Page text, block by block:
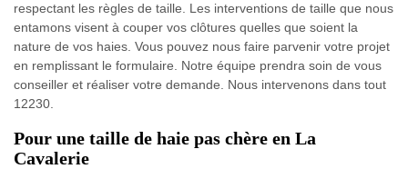
respectant les règles de taille. Les interventions de taille que nous
entamons visent à couper vos clôtures quelles que soient la
nature de vos haies. Vous pouvez nous faire parvenir votre projet
en remplissant le formulaire. Notre équipe prendra soin de vous
conseiller et réaliser votre demande. Nous intervenons dans tout
12230.
Pour une taille de haie pas chère en La
Cavalerie